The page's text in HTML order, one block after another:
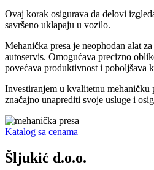
Ovaj korak osigurava da delovi
savršeno uklapaju u vozilo.
Mehanička presa je neophodan alat
autoservis. Omogućava precizno
povećava produktivnost i poboljšava
Investiranjem u kvalitetnu mehaničku
značajno unaprediti svoje usluge i
Katalog sa cenama
Šljukić d.o.o.